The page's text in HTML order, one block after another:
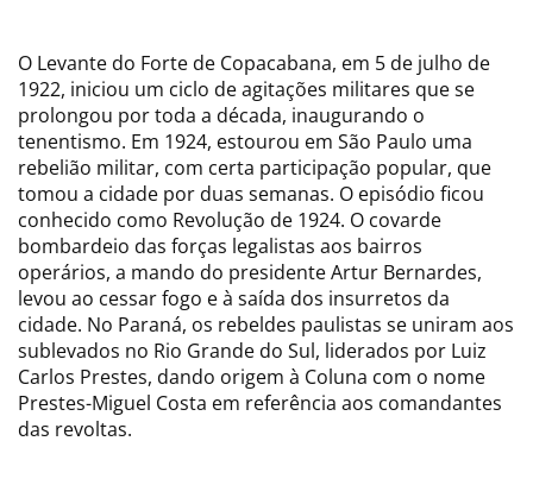
O Levante do Forte de Copacabana, em 5 de julho de
1922, iniciou um ciclo de agitações militares que se
prolongou por toda a década, inaugurando o
tenentismo. Em 1924, estourou em São Paulo uma
rebelião militar, com certa participação popular, que
tomou a cidade por duas semanas. O episódio ficou
conhecido como Revolução de 1924. O covarde
bombardeio das forças legalistas aos bairros
operários, a mando do presidente Artur Bernardes,
levou ao cessar fogo e à saída dos insurretos da
cidade. No Paraná, os rebeldes paulistas se uniram aos
sublevados no Rio Grande do Sul, liderados por Luiz
Carlos Prestes, dando origem à Coluna com o nome
Prestes-Miguel Costa em referência aos comandantes
das revoltas.